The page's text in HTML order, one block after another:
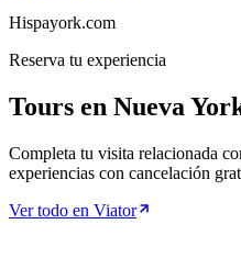
Hispayork.com
Reserva tu experiencia
Tours en Nueva
Completa tu visita relacionada
experiencias con cancelación
Ver todo en Viator